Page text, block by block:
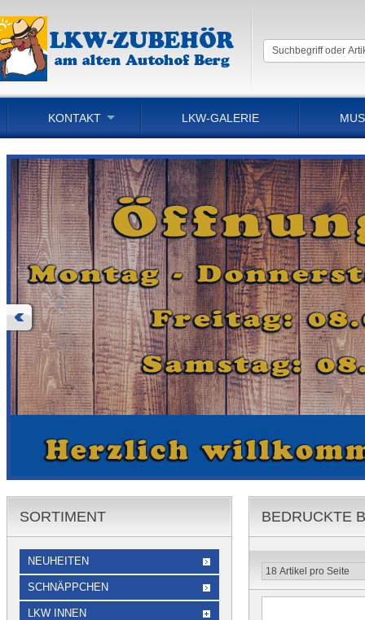
KONTAKT LKW-GALERIE
BEDRUCKTE
SORTIMENT
NEUHEITEN
SCHNÄPPCHEN
LKW INNEN